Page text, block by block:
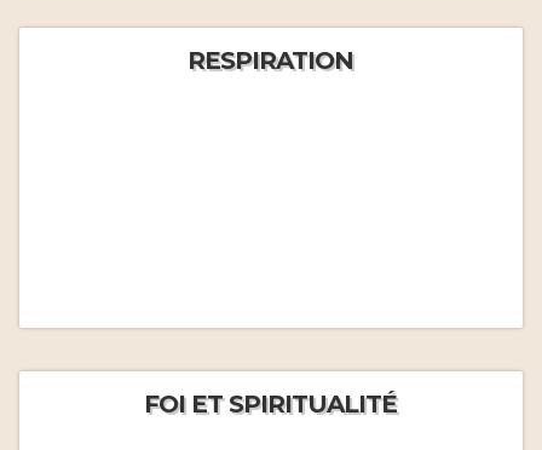
RESPIRATION
FOI ET SPIRITUALITÉ